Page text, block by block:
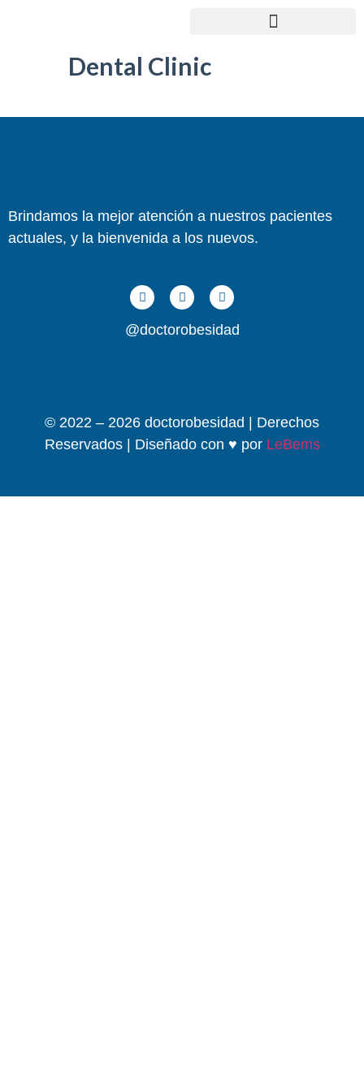
Dental Clinic
Brindamos la mejor atención a nuestros pacientes
actuales, y la bienvenida a los nuevos.
@doctorobesidad
© 2022 – 2026 doctorobesidad | Derechos
Reservados | Diseñado con ♥ por LeBems